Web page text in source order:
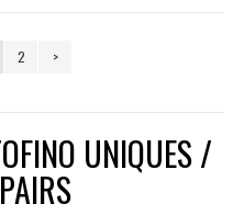
2 >
UNIQUES /